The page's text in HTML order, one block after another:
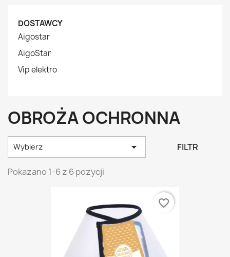
DOSTAWCY
Aigostar
AigoStar
Vip elektro
OBROŻA OCHRONNA
Wybierz  FILTR
Pokazano 1-6 z 6 pozycji
favorite_border